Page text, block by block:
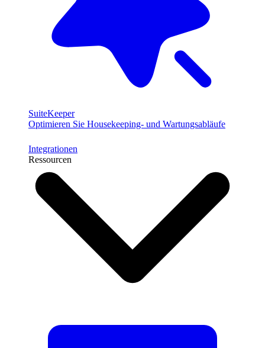
SuiteKeeper
Optimieren Sie Housekeeping- und Wartungsabläufe
Integrationen
Ressourcen